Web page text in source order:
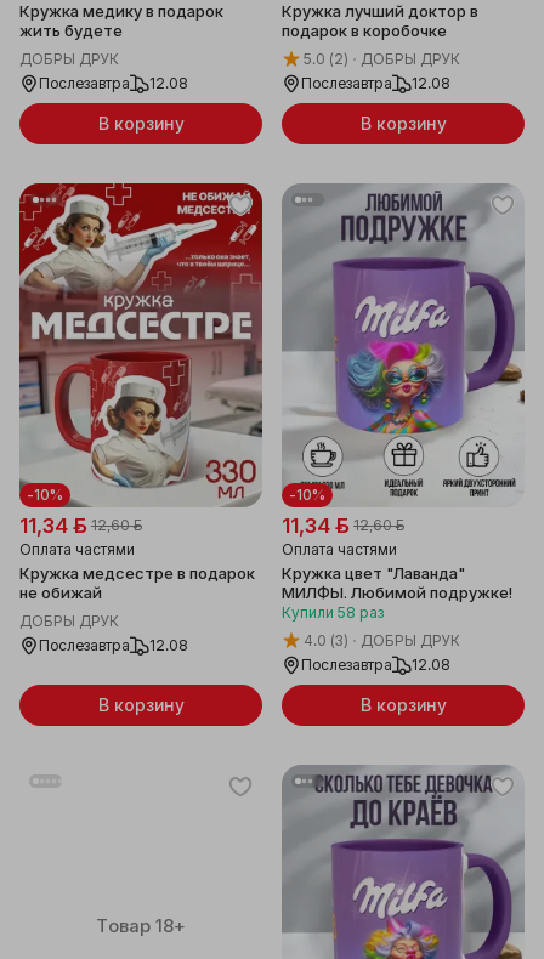
Кружка медику в подарок
жить будете
ДОБРЫ ДРУК
Послезавтра
12.08
В корзину
Кружка лучший доктор в
подарок в коробочке
5.0 (2)
ДОБРЫ ДРУК
Послезавтра
12.08
В корзину
-10%
11,34 ƃ 12,60 ƃ
Оплата частями
Кружка медсестре в подарок
не обижай
ДОБРЫ ДРУК
Послезавтра
12.08
В корзину
-10%
11,34 ƃ 12,60 ƃ
Оплата частями
Кружка цвет "Лаванда"
МИЛФЫ. Любимой подружке!
Купили 58 раз
4.0 (3)
ДОБРЫ ДРУК
Послезавтра
12.08
В корзину
Товар 18+